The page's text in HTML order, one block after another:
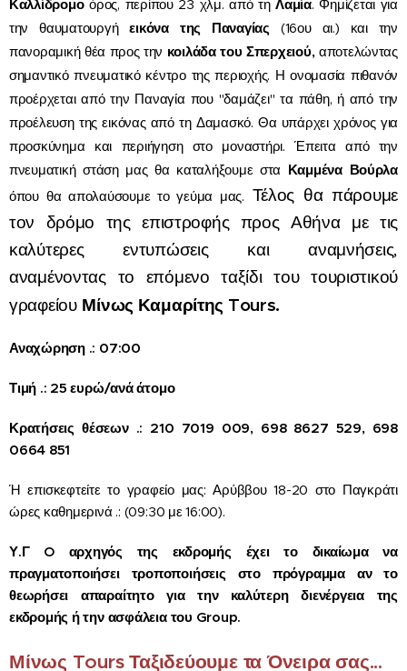
Καλλίδρομοόρος, περίπου 23 χλμ. από τηΛαμία. Φημίζεται για
την θαυματουργήεικόνα της Παναγίας (16ου αι.) και την
πανοραμική θέα προς την κοιλάδα του Σπερχειού,αποτελώντας
σημαντικό πνευματικό κέντρο της περιοχής. Η ονομασία πιθανόν
προέρχεται από την Παναγία που "δαμάζει" τα πάθη, ή από την
προέλευση της εικόνας από τη Δαμασκό. Θα υπάρχει χρόνος για
προσκύνημα και περιήγηση στο μοναστήρι. Έπειτα από την
πνευματική στάση μας θα καταλήξουμε στα Καμμένα Βούρλα
όπου θα απολαύσουμε το γεύμα μας. Τέλος θα πάρουμε
τον δρόμο της επιστροφής προς Αθήνα με τις
καλύτερες εντυπώσεις και αναμνήσεις,
αναμένοντας το επόμενο ταξίδι του τουριστικού
γραφείου Μίνως Καμαρίτης Tours.
Αναχώρηση .: 07:00
Τιμή .: 25 ευρώ/ανά άτομο
Κρατήσεις θέσεων .: 210 7019 009, 698 8627 529, 698
0664 851
Ή επισκεφτείτε το γραφείο μας: Αρύββου 18-20 στο Παγκράτι
ώρες καθημερινά .: (09:30 με 16:00).
Υ.Γ O αρχηγός της εκδρομής έχει το δικαίωμα να
πραγματοποιήσει τροποποιήσεις στο πρόγραμμα αν το
θεωρήσει απαραίτητο για την καλύτερη διενέργεια της
εκδρομής ή την ασφάλεια του Group.
Μίνως Tours Ταξιδεύουμε τα Όνειρα σας...